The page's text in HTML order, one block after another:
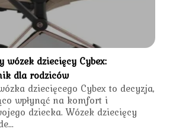
wózek dziecięcy Cybex:
dla rodziców
dziecięcego Cybex to decyzja,
wpłynąć na komfort i
dziecka. Wózek dziecięcy